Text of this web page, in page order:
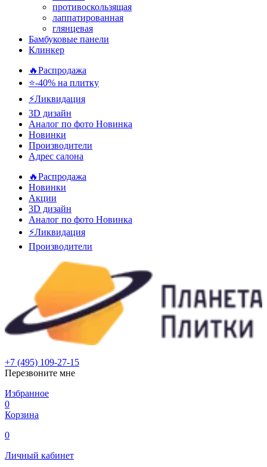
противоскользящая
лаппатированная
глянцевая
Бамбуковые панели
Клинкер
🔥Распродажа
⭐-40% на плитку
⚡️Ликвидация
3D дизайн
Аналог по фото Новинка
Новинки
Производители
Адрес салона
🔥Распродажа
Новинки
Акции
3D дизайн
Аналог по фото Новинка
⚡Ликвидация
Производители
+7 (495) 109-27-15
Перезвоните мне
Избранное
0
Корзина
0
Личный кабинет